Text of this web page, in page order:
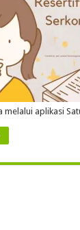
melalui aplikasi